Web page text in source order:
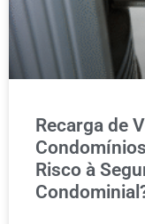
Recarga de
Risco à